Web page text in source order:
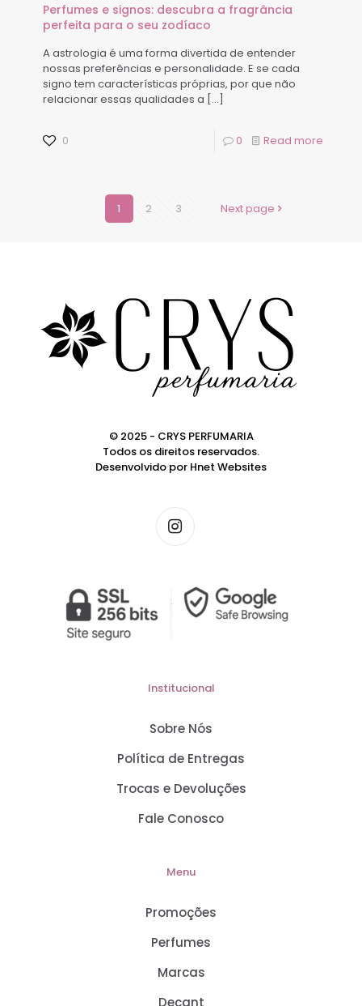
Perfumes e signos: descubra a fragrância
perfeita para o seu zodíaco
A astrologia é uma forma divertida de entender
nossas preferências e personalidade. E se cada
signo tem características próprias, por que não
relacionar essas qualidades a […]
0 0 Read more
1 2 3 Next page
© 2025 - CRYS PERFUMARIA
Todos os direitos reservados.
Desenvolvido por Hnet Websites
Institucional
Sobre Nós
Política de Entregas
Trocas e Devoluções
Fale Conosco
Menu
Promoções
Perfumes
Marcas
Decant